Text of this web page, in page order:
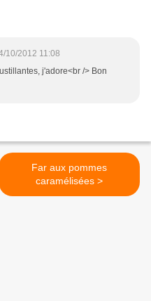
10/2012 11:08
j'adore<br /> Bon
Far aux pommes
caramélisées >